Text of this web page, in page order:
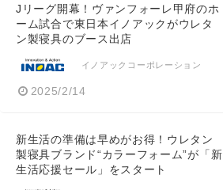
Jリーグ開幕！ヴァンフォーレ甲府のホ
ーム試合で東日本イノアックがウレタ
ン製寝具のブース出店
イノアックコーポレーション
2025/2/14
新生活の準備は早めがお得！ウレタン
製寝具ブランド“カラーフォーム”が「新
生活応援セール」をスタート